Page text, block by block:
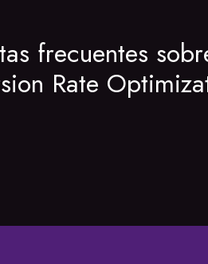
frecuentes
Rate